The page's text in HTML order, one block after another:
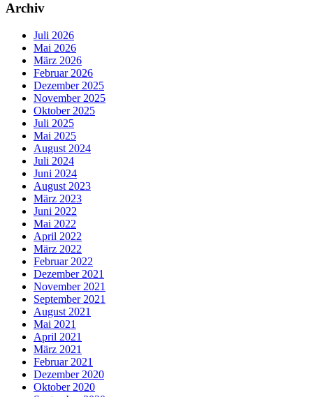
Archiv
Juli 2026
Mai 2026
März 2026
Februar 2026
Dezember 2025
November 2025
Oktober 2025
Juli 2025
Mai 2025
August 2024
Juli 2024
Juni 2024
August 2023
März 2023
Juni 2022
Mai 2022
April 2022
März 2022
Februar 2022
Dezember 2021
November 2021
September 2021
August 2021
Mai 2021
April 2021
März 2021
Februar 2021
Dezember 2020
Oktober 2020